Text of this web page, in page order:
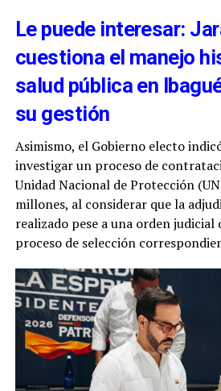
Le puede interesar:
cuestiona el manejo
salud pública en
su gestión
Asimismo, el Gobierno electo
investigar un proceso de
Unidad Nacional de Protección
millones, al considerar que la
realizado pese a una orden judicial
proceso de selección